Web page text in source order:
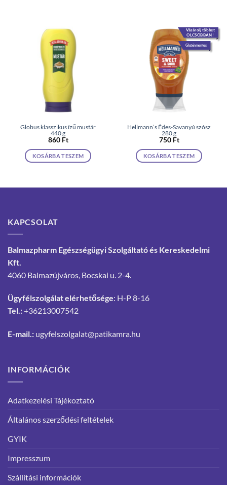
Globus klasszikus ízű mustár
440 g
860 Ft
KOSÁRBA TESZEM
Vásárolj többet
OLCSÓBBAN!
Gluténmentes
Hellmann’s Édes-Savanyú szósz
280 g
750 Ft
KOSÁRBA TESZEM
KAPCSOLAT
Balmazpharm Egészségügyi Szolgáltató és Kereskedelmi
Kft.
4060 Balmazújváros, Bocskai u. 2-4.
Ügyfélszolgálat elérhetősége: H-P 8-16
Tel.:+36213007542
E-mail.: ugyfelszolgalat@patikamra.hu
INFORMÁCIÓK
Adatkezelési Tájékoztató
Általános szerződési feltételek
GYIK
Impresszum
Szállítási információk